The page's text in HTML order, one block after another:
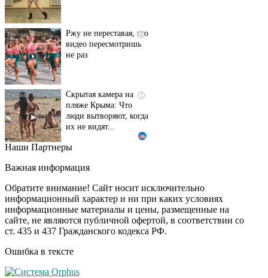
i
Ржу не переставая, это
видео пересмотришь
не раз
i
Скрытая камера на
пляже Крыма: Что
люди вытворяют, когда
их не видят...
Ролик длится
смеяться вы будете
i
Королева вагона
отожгла! Видео не
оставит равнодушным
Детям участников
Наши Партнеры
Важная информация
Обратите внимание! Сайт носит исключительно
информационный характер и ни при каких условиях
информационные материалы и цены, размещенные на
сайте, не являются публичной офертой, в соответствии со
ст. 435 и 437 Гражданского кодекса РФ.
Ошибка в тексте